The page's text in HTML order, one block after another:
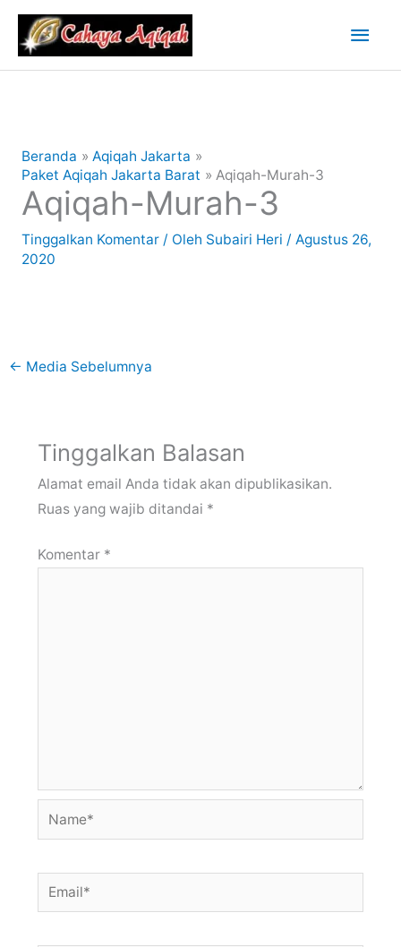
Lewati
konten
Beranda
Aqiqah Jakarta
Paket Aqiqah Jakarta Barat
Aqiqah-Murah-3
Aqiqah-Murah-3
Tinggalkan Komentar / Oleh Subairi Heri / Agustus 26,
2020
← Media Sebelumnya
Tinggalkan Balasan
Alamat email Anda tidak akan dipublikasikan.
Ruas yang wajib ditandai *
Komentar *
Name*
Email*